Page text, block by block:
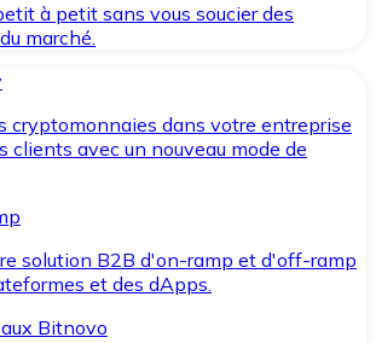
à petit sans vous soucier des
marché.
cryptomonnaies dans votre entreprise
clients avec un nouveau mode de
solution B2B d'on-ramp et d'off-ramp
et des dApps.
Bitnovo